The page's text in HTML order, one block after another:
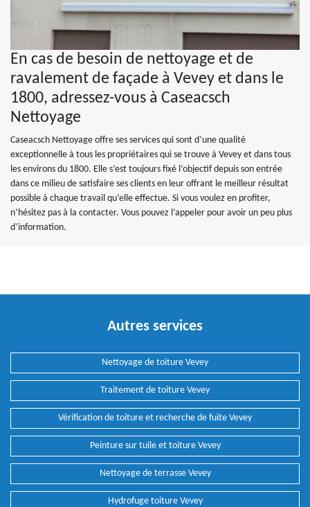
En cas de besoin de nettoyage et de
ravalement de façade à Vevey et dans le
1800, adressez-vous à Caseacsch
Nettoyage
Caseacsch Nettoyage offre ses services qui sont d’une qualité
exceptionnelle à tous les propriétaires qui se trouve à Vevey et dans tous
les environs du 1800. Elle s’est toujours fixé l’objectif depuis son entrée
dans ce milieu de satisfaire ses clients en leur offrant le meilleur résultat
possible à chaque travail qu’elle effectue. Si vous voulez en profiter,
n’hésitez pas à la contacter. Vous pouvez l’appeler pour avoir un peu plus
d’information.
Autres services
Nettoyage de toiture Vevey
Traitement de toiture Vevey
Vérification de toiture et recherche de fuite Vevey
Peinture sur tuile et toiture Vevey
Nettoyage de terrasse Vevey
Hydrofuge toiture Vevey